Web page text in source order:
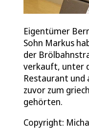
Eigentümer
Sohn Markus
der
verkauft, unter
Restaurant und
zuvor zum
gehörten.
Copyright: